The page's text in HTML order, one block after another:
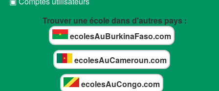
Trouver une école dans d'autres pays :
ecolesAuBurkinaFaso.com
ecolesAuCameroun.com
ecolesAuCongo.com